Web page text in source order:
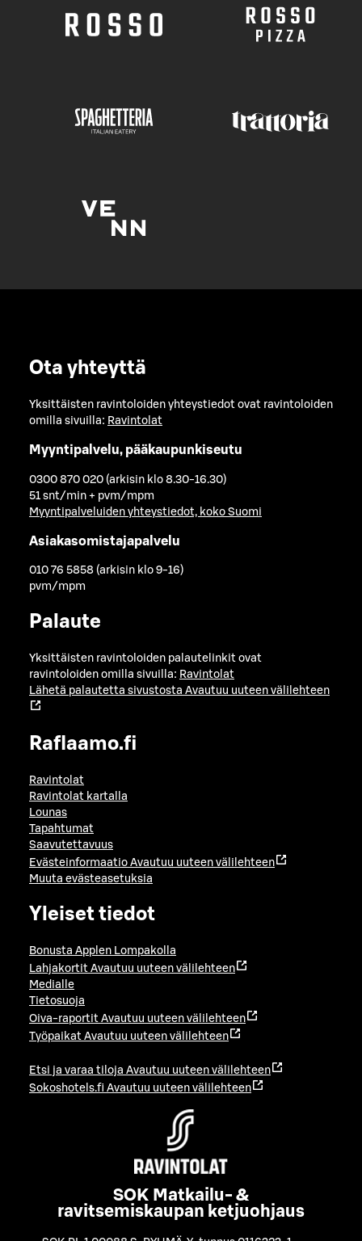
Ota yhteyttä
Yksittäisten ravintoloiden yhteystiedot ovat ravintoloiden
omilla sivuilla: Ravintolat
Myyntipalvelu, pääkaupunkiseutu
0300 870 020 (arkisin klo 8.30-16.30)
51 snt/min + pvm/mpm
Myyntipalveluiden yhteystiedot, koko Suomi
Asiakasomistajapalvelu
010 76 5858 (arkisin klo 9-16)
pvm/mpm
Palaute
Yksittäisten ravintoloiden palautelinkit ovat
ravintoloiden omilla sivuilla: Ravintolat
Lähetä palautetta sivustosta Avautuu uuteen välilehteen
Raflaamo.fi
Ravintolat
Ravintolat kartalla
Lounas
Tapahtumat
Saavutettavuus
Evästeinformaatio Avautuu uuteen välilehteen
Muuta evästeasetuksia
Yleiset tiedot
Bonusta Applen Lompakolla
Lahjakortit Avautuu uuteen välilehteen
Medialle
Tietosuoja
Oiva-raportit Avautuu uuteen välilehteen
Työpaikat Avautuu uuteen välilehteen
Etsi ja varaa tiloja Avautuu uuteen välilehteen
Sokoshotels.fi Avautuu uuteen välilehteen
SOK Matkailu- &
ravitsemiskaupan ketjuohjaus